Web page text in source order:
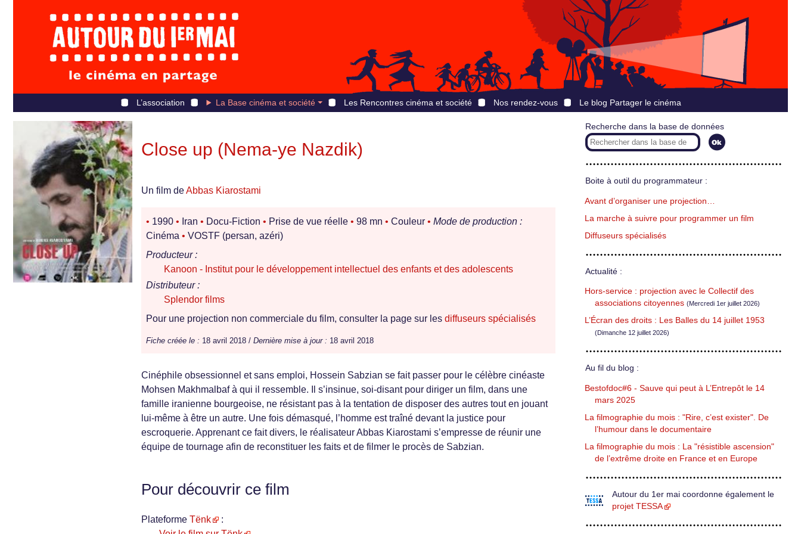
L’association La Base cinéma et société Les Rencontres cinéma et société Nos rendez-vous Le blog Partager le cinéma
Close up (Nema-ye Nazdik)
Un film deAbbas Kiarostami
• 1990 • Iran • Docu-Fiction • Prise de vue réelle • 98 mn • Couleur • Mode de production :
Cinéma • VOSTF (persan, azéri)
Producteur :
Kanoon - Institut pour le développement intellectuel des enfants et des adolescents
Distributeur :
Splendor films
Pour une projection non commerciale du film, consulter la page sur les diffuseurs spécialisés
Fiche créée le : 18 avril 2018 / Dernière mise à jour : 18 avril 2018
Cinéphile obsessionnel et sans emploi, Hossein Sabzian se fait passer pour le célèbre cinéaste
Mohsen Makhmalbaf à qui il ressemble. Il s’insinue, soi-disant pour diriger un film, dans une
famille iranienne bourgeoise, ne résistant pas à la tentation de disposer des autres tout en jouant
lui-même à être un autre. Une fois démasqué, l’homme est traîné devant la justice pour
escroquerie. Apprenant ce fait divers, le réalisateur Abbas Kiarostami s’empresse de réunir une
équipe de tournage afin de reconstituer les faits et de filmer le procès de Sabzian.
Pour découvrir ce film
Plateforme Tënk
:
Recherche dans la base de données
Boite à outil du programmateur :
Avant d’organiser une projection…
La marche à suivre pour programmer un film
Diffuseurs spécialisés
Actualité :
Hors-service : projection avec le Collectif des
associations citoyennes (Mercredi 1er juillet 2026)
L’Écran des droits : Les Balles du 14 juillet 1953
(Dimanche 12 juillet 2026)
Au fil du blog :
Bestofdoc#6 - Sauve qui peut à L’Entrepôt le 14
mars 2025
La filmographie du mois : "Rire, c’est exister". De
l’humour dans le documentaire
La filmographie du mois : La "résistible ascension"
de l’extrême droite en France et en Europe
Autour du 1er mai coordonne également le
projet TESSA